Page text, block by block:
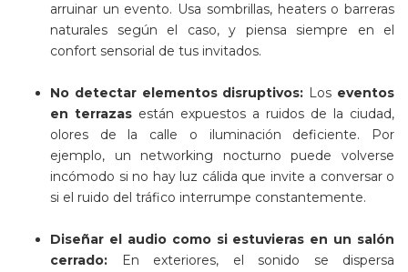
arruinar un evento. Usa sombrillas, heaters o barreras
naturales según el caso, y piensa siempre en el
confort sensorial de tus invitados.
No detectar elementos disruptivos: Los eventos
en terrazas están expuestos a ruidos de la ciudad,
olores de la calle o iluminación deficiente. Por
ejemplo, un networking nocturno puede volverse
incómodo si no hay luz cálida que invite a conversar o
si el ruido del tráfico interrumpe constantemente.
Diseñar el audio como si estuvieras en un salón
cerrado: En exteriores, el sonido se dispersa